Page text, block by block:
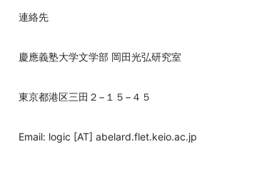
連絡先
慶應義塾大学文学部 岡田光弘研究室
東京都港区三田２−１５−４５
Email: logic [AT] abelard.flet.keio.ac.jp